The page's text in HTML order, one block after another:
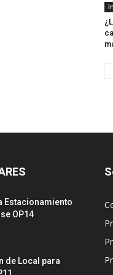
Estacionamiento
OP14
de Local para